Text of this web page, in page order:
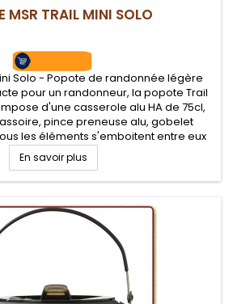
MSR TRAIL MINI SOLO
Solo - Popote de randonnée légère
pour un randonneur, la popote Trail
d'une casserole alu HA de 75cl,
pince preneuse alu, gobelet
les éléments s'emboitent entre eux
pour un gain de place
En savoir plus